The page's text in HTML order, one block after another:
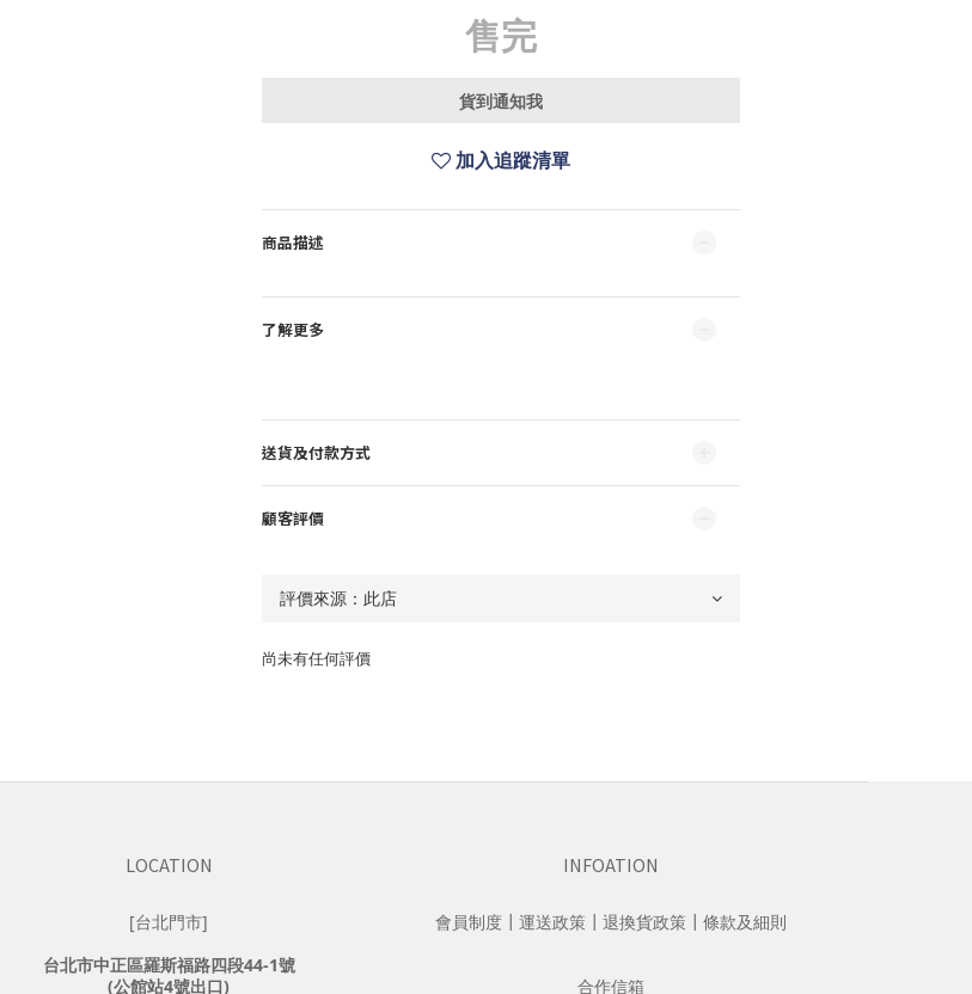
售完
貨到通知我
加入追蹤清單
商品描述
了解更多
送貨及付款方式
顧客評價
尚未有任何評價
LOCATION
[台北門市]
台北市中正區羅斯福路四段44-1號
(公館站4號出口)
INFOATION
會員制度 ┃ 運送政策 ┃ 退換貨政策 ┃ 條款及細則
合作信箱